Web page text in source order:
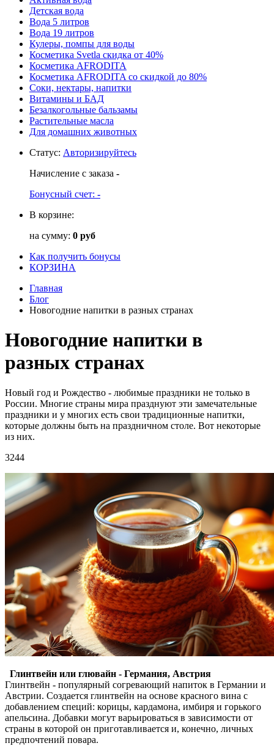
Детская вода
Вода 5 литров
Вода 19 литров
Кулеры, помпы для воды
Косметика Svetla скидка от 40%
Косметика AFRODITA
Косметика AFRODITA со скидкой до 80%
Соки, нектары, напитки
Витамины и БАД
Безалкогольные бальзамы
Растительные масла
Для домашних животных
Статус: Авторизируйтесь
Начисление с заказа -
Бонусный счет: -
В корзине:
на сумму: 0 руб
Как получить бонусы
КОРЗИНА
Главная
Блог
Новогодние напитки в разных странах
Новогодние напитки в
разных странах
Новый год и Рождество - любимые праздники не только в
России. Многие страны мира празднуют эти замечательные
праздники и у многих есть свои традиционные напитки,
которые должны быть на праздничном столе. Вот некоторые
из них.
3244
Глинтвейн или глювайн - Германия, Австрия
Глинтвейн - популярный согревающий напиток в Германии и
Австрии. Создается глинтвейн на основе красного вина с
добавлением специй: корицы, кардамона, имбиря и горького
апельсина. Добавки могут варьироваться в зависимости от
страны в которой он приготавливается и, конечно, личных
предпочтений повара.